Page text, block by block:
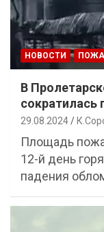
НОВОСТИ
В
29.08.2024
Площадь
12-й день
падения